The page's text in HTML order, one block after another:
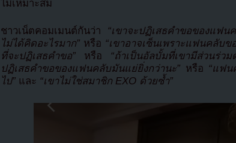
ไม่เหมาะสม
ชาวเน็ตคอมเมนต์กันว่า “เขาจะปฏิเสธคำขอของแฟน
ไม่ได้คิดอะไรมาก” หรือ “เขาอาจเซ็นเพราะแฟนคลับข
ที่จะปฏิเสธคำขอ” หรือ “ถ้าเป็นอัลบั้มที่เขามีส่วนร่วม
ปฏิเสธคำขอของแฟนคลับมันแย่ยิ่งกว่านะ” หรือ “แฟน
ไป” และ “เขาไม่ใช่สมาชิก EXO ด้วยซ้ำ”